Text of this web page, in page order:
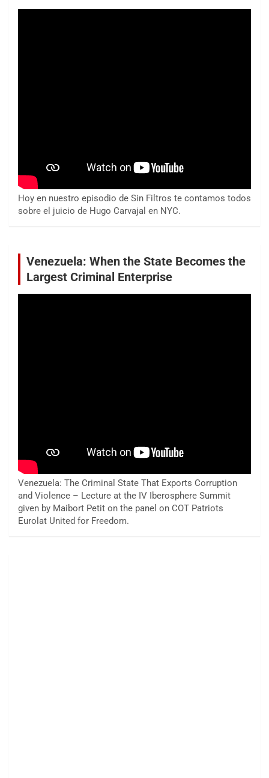
Hoy en nuestro episodio de Sin Filtros te contamos todos
sobre el juicio de Hugo Carvajal en NYC.
Venezuela: When the State Becomes the
Largest Criminal Enterprise
Venezuela: The Criminal State That Exports Corruption
and Violence – Lecture at the IV Iberosphere Summit
given by Maibort Petit on the panel on COT Patriots
Eurolat United for Freedom.